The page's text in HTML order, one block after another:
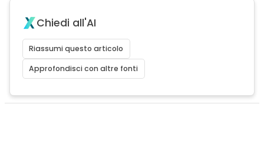
Chiedi all'AI
Riassumi questo articolo
Approfondisci con altre fonti